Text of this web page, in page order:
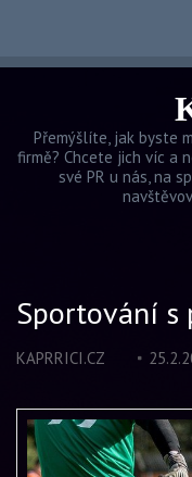
Přemýšlíte, jak byste
firmě? Chcete jich víc a
své PR u nás, na
Sportování s
KAPRRICI.CZ